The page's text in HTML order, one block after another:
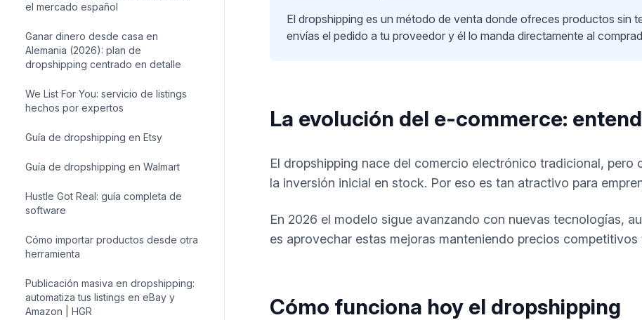
el mercado español
Ganar dinero desde casa en
Alemania (2026): plan de
dropshipping centrado en detalle
We List For You: servicio de listings
hechos por expertos
Guía de dropshipping en Etsy
Guía de dropshipping en Walmart
Hustle Got Real: guía completa de
software
Cómo importar productos desde otra
herramienta
Publicación masiva en dropshipping:
automatiza tus listings en eBay y
Amazon | HGR
El dropshipping es un método de venta donde ofreces productos sin
envías el pedido a tu proveedor y él lo manda directamente al
La evolución del e-commerce:
El dropshipping nace del comercio electrónico tradicional,
la inversión inicial en stock. Por eso es tan atractivo para
En 2026 el modelo sigue avanzando con nuevas tecnologías,
es aprovechar estas mejoras manteniendo precios
Cómo funciona hoy el dropshipping